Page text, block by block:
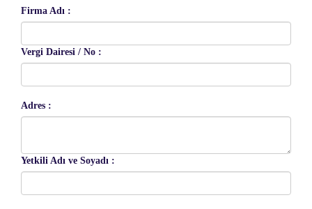
Firma Adı :
Vergi Dairesi / No :
Adres :
Yetkili Adı ve Soyadı :